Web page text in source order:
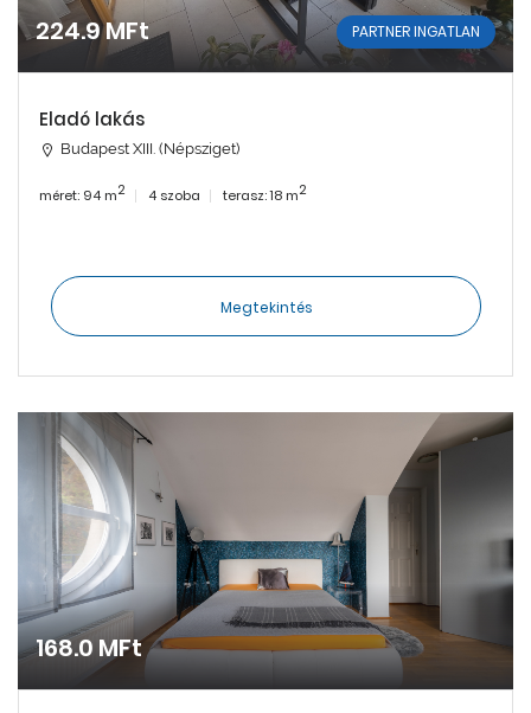
224.9 MFt PARTNER INGATLAN
Eladó lakás
Budapest XIII. (Népsziget)
méret: 94 m2 4 szoba terasz: 18 m2
Megtekintés
168.0 MFt